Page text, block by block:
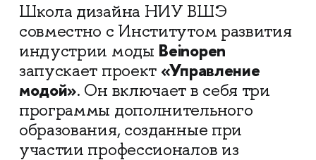
Школа дизайна НИУ ВШЭ
совместно с Институтом развития
индустрии моды Beinopen
запускает проект «Управление
модой». Он включает в себя три
программы дополнительного
образования, созданные при
участии профессионалов из